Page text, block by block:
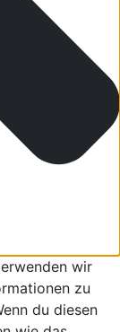
wir
zu
du diesen